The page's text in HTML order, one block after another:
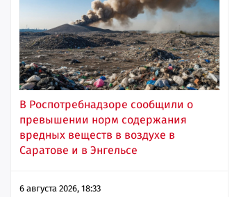
В Роспотребнадзоре сообщили о
превышении норм содержания
вредных веществ в воздухе в
Саратове и в Энгельсе
6 августа 2026, 18:33